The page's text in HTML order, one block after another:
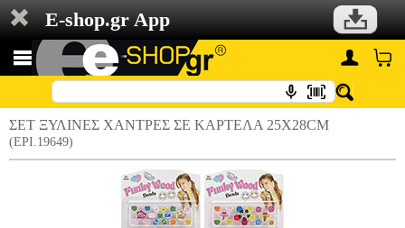
E-shop.gr App
ΣΕΤ ΞΥΛΙΝΕΣ ΧΑΝΤΡΕΣ ΣΕ ΚΑΡΤΕΛΑ 25X28CM
(EPI.19649)